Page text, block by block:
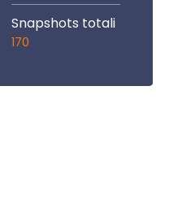
Snapshots totali
170